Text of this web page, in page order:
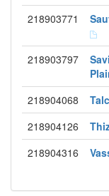
218903771
218903797
218904068
218904126
218904316